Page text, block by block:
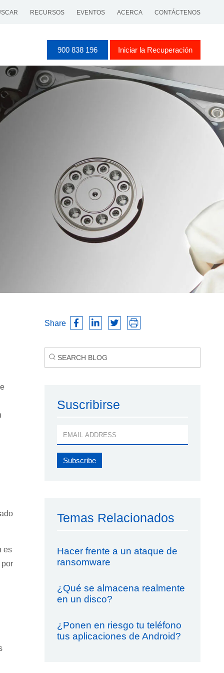
RECURSOS EVENTOS ACERCA CONTÁCTENOS
900 838 196 Iniciar la Recuperación
es
Share
Suscribirse
Temas Relacionados
Hacer frente a un ataque de
ransomware
¿Qué se almacena realmente
en un disco?
¿Ponen en riesgo tu teléfono
tus aplicaciones de Android?